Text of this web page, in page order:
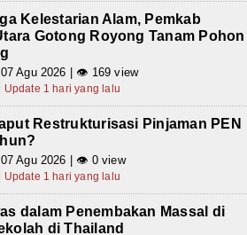
Kelestarian Alam, Pemkab
Gotong Royong Tanam Pohon
Agu 2026 | 👁 169 view
Update 1 hari yang lalu
Restrukturisasi Pinjaman PEN
Agu 2026 | 👁 0 view
Update 1 hari yang lalu
dalam Penembakan Massal di
di Thailand